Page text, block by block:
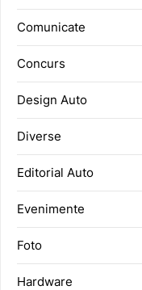
Comunicate
Concurs
Design Auto
Diverse
Editorial Auto
Evenimente
Foto
Hardware